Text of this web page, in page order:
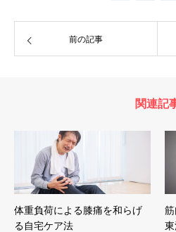
前の記事
関連記
体重負荷による膝痛を和らげ
る自宅ケア法